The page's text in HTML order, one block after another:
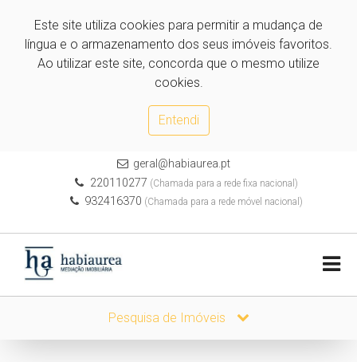
Este site utiliza cookies para permitir a mudança de
língua e o armazenamento dos seus imóveis favoritos.
Ao utilizar este site, concorda que o mesmo utilize
cookies.
Entendi
geral@habiaurea.pt
220110277 (Chamada para a rede fixa nacional)
932416370 (Chamada para a rede móvel nacional)
Pesquisa de Imóveis